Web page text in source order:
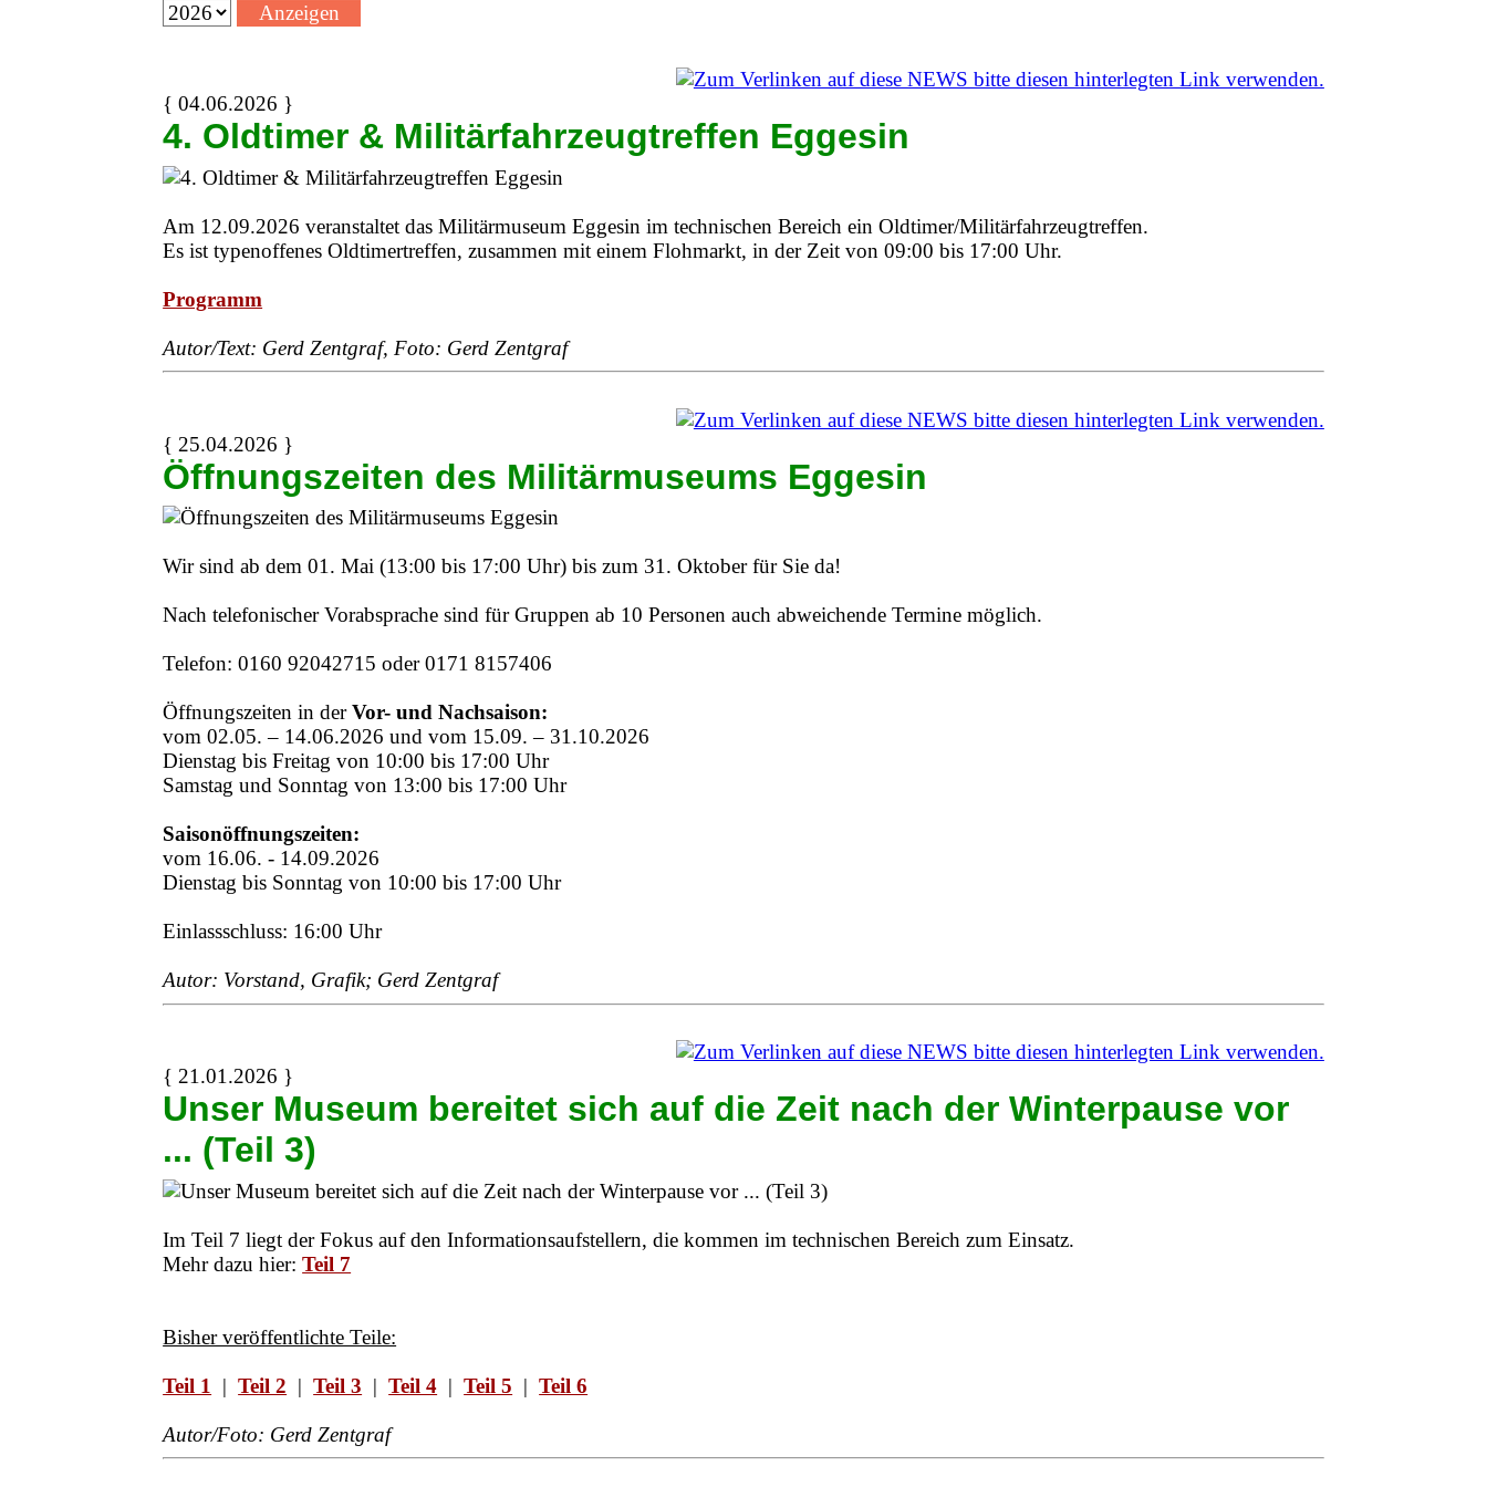
{ 04.06.2026 }
4. Oldtimer & Militärfahrzeugtreffen Eggesin
Am 12.09.2026 veranstaltet das Militärmuseum Eggesin im technischen Bereich ein Oldtimer/Militärfahrzeugtreffen.
Es ist typenoffenes Oldtimertreffen, zusammen mit einem Flohmarkt, in der Zeit von 09:00 bis 17:00 Uhr.
Programm
Autor/Text: Gerd Zentgraf, Foto: Gerd Zentgraf
{ 25.04.2026 }
Öffnungszeiten des Militärmuseums Eggesin
Wir sind ab dem 01. Mai (13:00 bis 17:00 Uhr) bis zum 31. Oktober für Sie da!
Nach telefonischer Vorabsprache sind für Gruppen ab 10 Personen auch abweichende Termine möglich.
Telefon: 0160 92042715 oder 0171 8157406
Öffnungszeiten in derVor- und Nachsaison:
vom 02.05. – 14.06.2026 und vom 15.09. – 31.10.2026
Dienstag bis Freitag von 10:00 bis 17:00 Uhr
Samstag und Sonntag von 13:00 bis 17:00 Uhr
Saisonöffnungszeiten:
vom 16.06. - 14.09.2026
Dienstag bis Sonntag von 10:00 bis 17:00 Uhr
Einlassschluss: 16:00 Uhr
Autor: Vorstand, Grafik; Gerd Zentgraf
{ 21.01.2026 }
Unser Museum bereitet sich auf die Zeit nach der Winterpause vor
... (Teil 3)
Im Teil 7 liegt der Fokus auf den Informationsaufstellern, die kommen im technischen Bereich zum Einsatz.
Mehr dazu hier:Teil 7
Bisher veröffentlichte Teile:
Teil 1 |Teil 2 |Teil 3 |Teil 4 |Teil 5 |Teil 6
Autor/Foto: Gerd Zentgraf